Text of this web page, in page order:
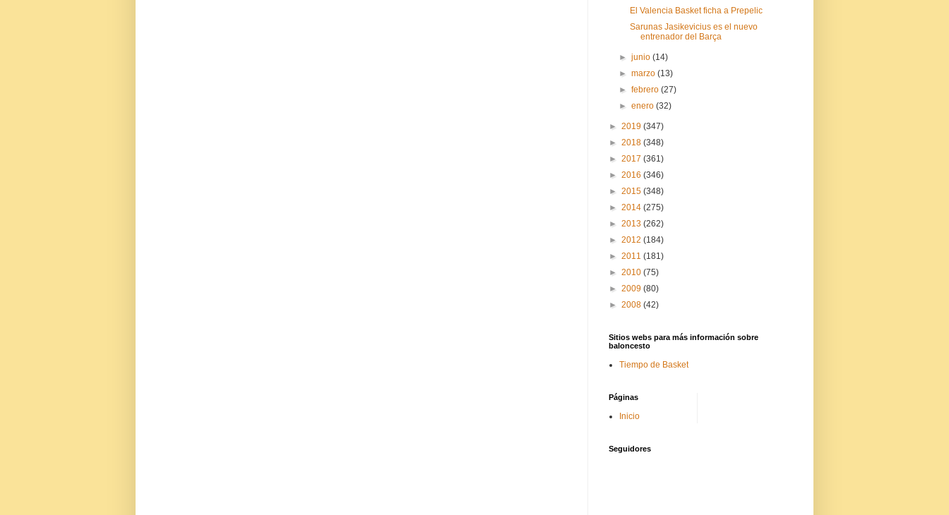
El Valencia Basket ficha a Prepelic
Sarunas Jasikevicius es el nuevo
entrenador del Barça
►junio(14)
►marzo(13)
►febrero(27)
►enero(32)
► 2019 (347)
► 2018 (348)
► 2017 (361)
► 2016 (346)
► 2015 (348)
► 2014 (275)
► 2013 (262)
► 2012 (184)
► 2011 (181)
► 2010 (75)
► 2009 (80)
► 2008 (42)
Sitios webs para más información sobre
baloncesto
Tiempo de Basket
Páginas
Inicio
Seguidores